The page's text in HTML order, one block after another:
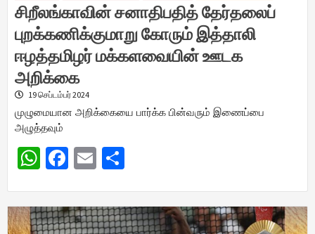
சிறீலங்காவின் சனாதிபதித் தேர்தலைப்
புறக்கணிக்குமாறு கோரும் இத்தாலி
ஈழத்தமிழர் மக்களவையின் ஊடக
அறிக்கை
19 செப்டம்பர் 2024
முழுமையான அறிக்கையை பார்க்க பின்வரும் இணைப்பை
அழுத்தவும்
WhatsApp
Facebook
Email